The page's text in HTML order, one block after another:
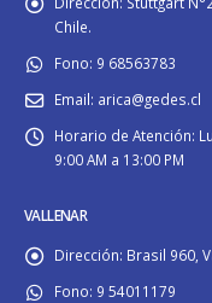
Chile.
Fono: 9 68563783
Email: arica@gedes.cl
Horario de Atención:
9:00 AM a 13:00 PM
VALLENAR
Dirección: Brasil 960,
Fono: 9 54011179